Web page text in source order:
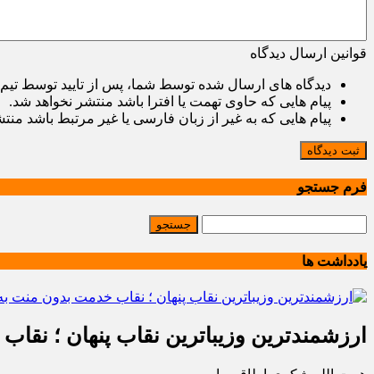
قوانین ارسال دیدگاه
دیدگاه های ارسال شده توسط شما، پس از تایید توسط
پیام هایی که حاوی تهمت یا افترا باشد منتشر نخواهد شد.
پیام هایی که به غیر از زبان فارسی یا غیر مرتبط باشد
ثبت دیدگاه
فرم جستجو
یادداشت ها
ارزشمندترین وزیباترین نقاب پنهان ؛